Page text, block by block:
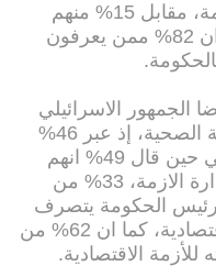
يينتمون الى اليمين يثقون بالحكومة، مقابل 15% منهم
اعربوا عن عدم ثقتهم، في حين ان 82% ممن يعرفون
الجمهور الاسرائيلي
عن اداء الحكومة في ادارة الازمة الصحية، إذ عبر 46%
من الجمهور عن عدم رضاهم، في حين قال 49% انهم
غير راضين عن اداء نتنياهو في ادارة الازمة، 33% من
رئيس الحكومة يتصرف
بصورة جيدة في ادارة الازمة الاقتصادية، كما ان 62% من
للأزمة الاقتصادية.